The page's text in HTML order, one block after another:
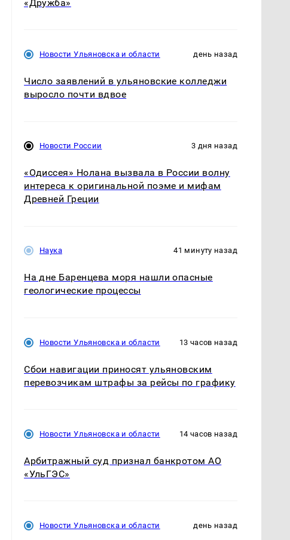
«Дружба»
Новости Ульяновска и области день назад
Число заявлений в ульяновские колледжи
выросло почти вдвое
Новости России 3 дня назад
«Одиссея» Нолана вызвала в России волну
интереса к оригинальной поэме и мифам
Древней Греции
Наука 41 минуту назад
На дне Баренцева моря нашли опасные
геологические процессы
Новости Ульяновска и области 13 часов назад
Сбои навигации приносят ульяновским
перевозчикам штрафы за рейсы по графику
Новости Ульяновска и области 14 часов назад
Арбитражный суд признал банкротом АО
«УльГЭС»
Новости Ульяновска и области день назад